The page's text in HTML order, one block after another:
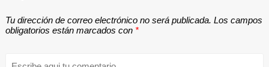
Tu dirección de correo electrónico no será publicada. Los campos
obligatorios están marcados con *